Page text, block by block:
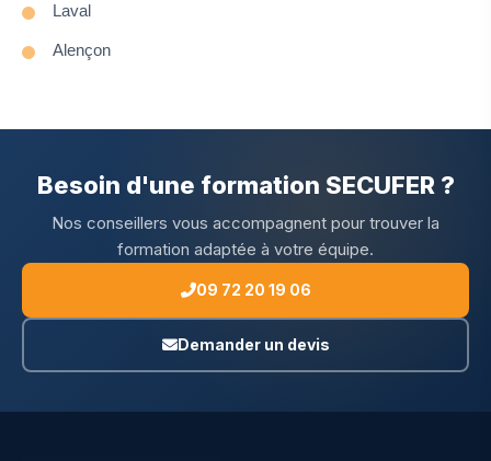
Laval
Alençon
Besoin d'une formation SECUFER ?
Nos conseillers vous accompagnent pour trouver la
formation adaptée à votre équipe.
09 72 20 19 06
Demander un devis